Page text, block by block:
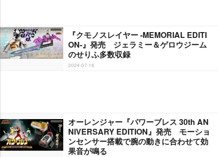
『クモノスレイヤー -MEMORIAL EDITI
ON-』発売 ジェラミー＆ゲロウジーム
のせりふ多数収録
2024-07-16
オーレンジャー『パワーブレス 30th AN
NIVERSARY EDITION』発売 モーショ
ンセンサー搭載で腕の動きに合わせて効
果音が鳴る